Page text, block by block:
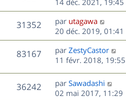
s
a
g
e
m
e
s
s
a
g
e
s
i
e
r
m
e
s
s
a
g
e
u
e
s
r
n
i
e
r
m
e
s
s
31352V
u
D
e
r
n
i
r
m
par utagawa
20 déc. 2019, 01:41
83167V
u
e
D
e
i
par ZestyCastor
11 févr. 2018, 19:55
36242V
D
e
par Sawadashi
02 mai 2017, 11:29